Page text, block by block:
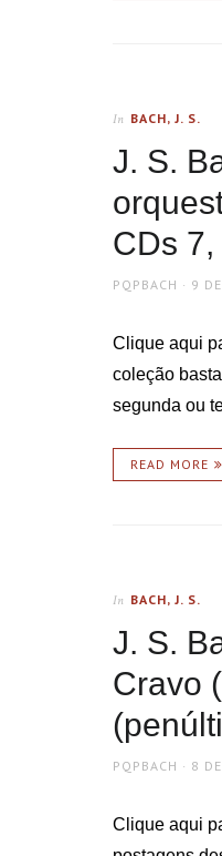
In BACH, J. S.
J. S.
CDs
AUTHOR
PQPBACH 9
Clique aqui
coleção
segunda ou
READ MORE
In BACH, J. S.
J. S.
Cravo
AUTHOR
PQPBACH 8
Clique aqui